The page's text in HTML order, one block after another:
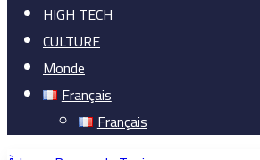
HIGH TECH
CULTURE
Monde
Français
Français